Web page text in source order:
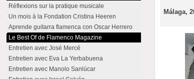
Málaga,
Réflexions sur la pratique musicale
Un mois à la Fondation Cristina Heeren
Aprende guitarra flamenca con Oscar Herrero
Le Best Of de Flamenco Magazine
Entretien avec José Mercé
Entretien avec Eva La Yerbabuena
Entretien avec Manolo Sanlúcar